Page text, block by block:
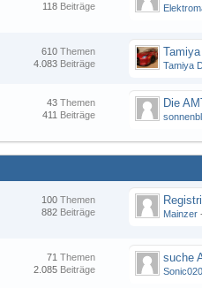
Beiträge
118
Themen
610
Beiträge
4.083 Tamiya
Themen
43
Beiträge
411
Die
Themen
100
Beiträge
882 Mainzer -
Themen
71
Beiträge
2.085
suche